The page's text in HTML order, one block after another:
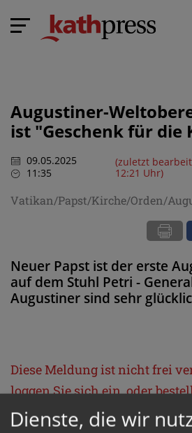
Augustiner-
ist "Geschenk für die
09.05.2025
11:35
(zuletzt
12:21 Uhr)
Vatikan/Papst/Kirche/Orden/
Neuer Papst ist der erste
auf dem Stuhl Petri -
Augustiner sind sehr
Diese Meldung ist nicht frei
loggen Sie sich ein, oder
Produkt
Kathpress_online
Dienste, die wir